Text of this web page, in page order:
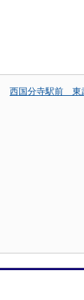
西国分寺駅前 東